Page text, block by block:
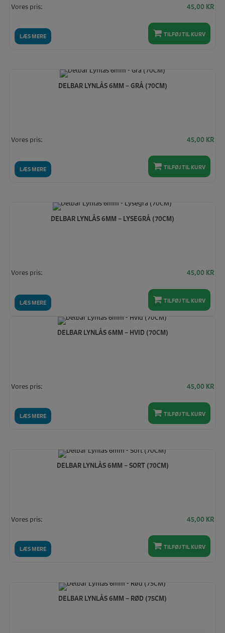
LÆS MERE
Vores pris: 45,00 KR
TILFØJ TIL KURV
DELBAR LYNLÅS 6MM – GRÅ (70CM)
LÆS MERE
Vores pris: 45,00 KR
TILFØJ TIL KURV
DELBAR LYNLÅS 6MM – LYSEGRÅ (70CM)
LÆS MERE
Vores pris: 45,00 KR
TILFØJ TIL KURV
DELBAR LYNLÅS 6MM – HVID (70CM)
LÆS MERE
Vores pris: 45,00 KR
TILFØJ TIL KURV
DELBAR LYNLÅS 6MM – SORT (70CM)
LÆS MERE
Vores pris: 45,00 KR
TILFØJ TIL KURV
DELBAR LYNLÅS 6MM – RØD (75CM)